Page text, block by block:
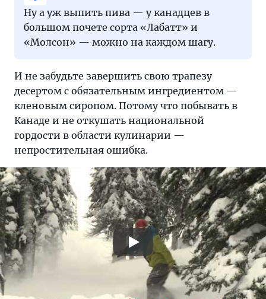
Ну а уж выпить пива — у канадцев в
большом почете сорта «Лабатт» и
«Молсон» — можно на каждом шагу.
И не забудьте завершить свою трапезу
десертом с обязательным ингредиентом —
кленовым сиропом. Потому что побывать в
Канаде и не откушать национальной
гордости в области кулинарии —
непростительная ошибка.